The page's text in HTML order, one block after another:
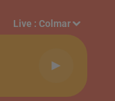
Live :Colmar